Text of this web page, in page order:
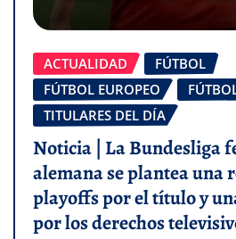
ACTUALIDAD
FÚTBOL
FÚTBOL EUROPEO
TITULARES DEL DÍA
Noticia | La Bundesliga
alemana se plantea una
playoffs por el título y
por los derechos